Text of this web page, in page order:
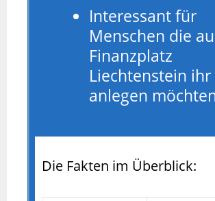
Interessant für
Menschen die
Finanzplatz
Liechtenstein ihr
anlegen
Die Fakten im Überblick: